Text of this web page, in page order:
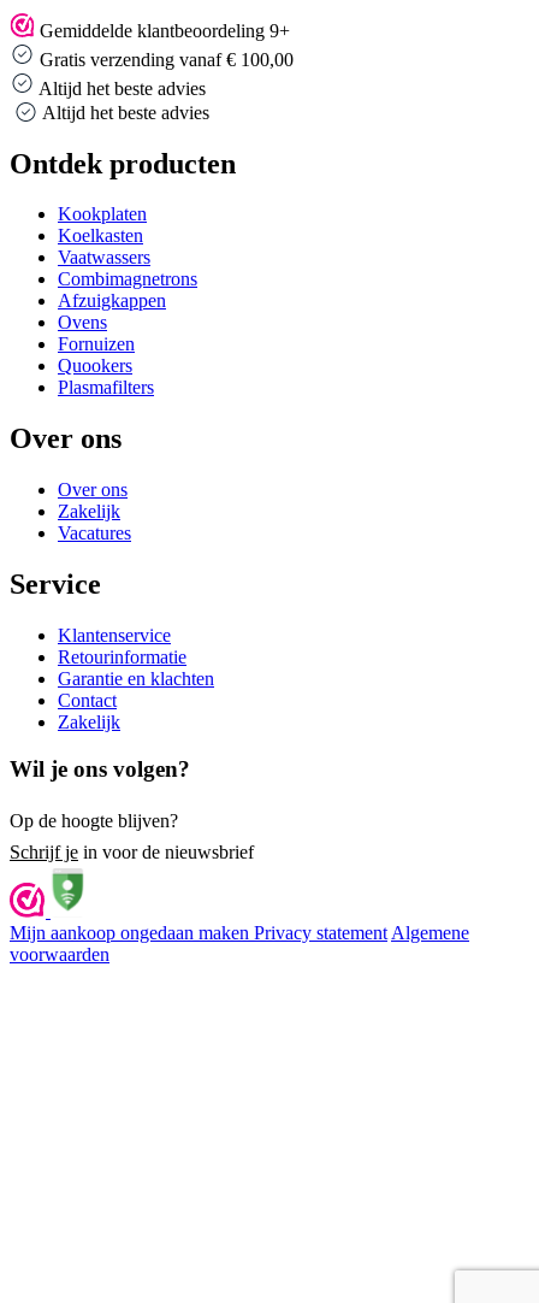
Gemiddelde klantbeoordeling 9+
Gratis verzending vanaf € 100,00
Altijd het beste advies
Altijd het beste advies
Ontdek producten
Kookplaten
Koelkasten
Vaatwassers
Combimagnetrons
Afzuigkappen
Ovens
Fornuizen
Quookers
Plasmafilters
Over ons
Over ons
Zakelijk
Vacatures
Service
Klantenservice
Retourinformatie
Garantie en klachten
Contact
Zakelijk
Wil je ons volgen?
Op de hoogte blijven?
Schrijf je in voor de nieuwsbrief
Mijn aankoop ongedaan maken Privacy statement Algemene
voorwaarden